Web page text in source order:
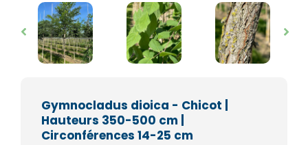
Gymnocladus dioica - Chicot |
Hauteurs 350-500 cm |
Circonférences 14-25 cm